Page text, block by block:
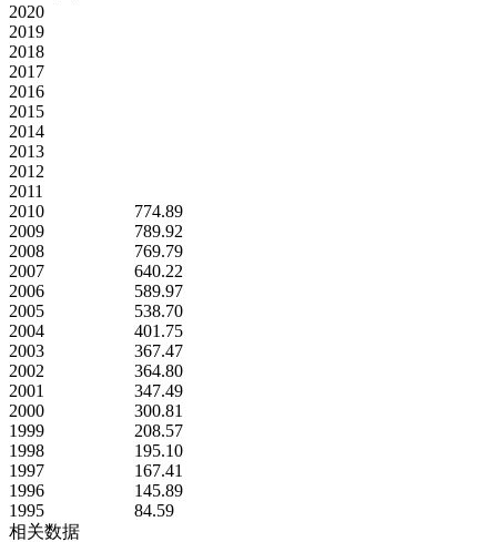
2020
2019
2018
2017
2016
2015
2014
2013
2012
2011
2010
774.89
2009
789.92
2008
769.79
2007
640.22
2006
589.97
2005
538.70
2004
401.75
2003
367.47
2002
364.80
2001
347.49
2000
300.81
1999
208.57
1998
195.10
1997
167.41
1996
145.89
1995
84.59
相关数据